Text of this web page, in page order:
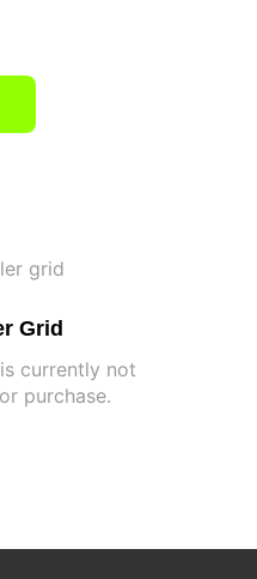
Grid
currently not
purchase.